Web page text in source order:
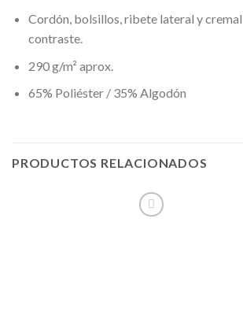
Cordón, bolsillos, ribete lateral y
contraste.
290 g/m² aprox.
65% Poliéster / 35% Algodón
PRODUCTOS RELACIONADOS